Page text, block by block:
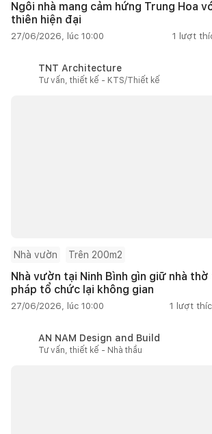
Ngôi nhà mang cảm hứng Trung Hoa
thiên hiện đại
27/06/2026, lúc 10:00 1 lượt
TNT Architecture
Tư vấn, thiết kế - KTS/Thiết kế
Nhà vườn Trên 200m2
Nhà vườn tại Ninh Bình gìn giữ nhà
pháp tổ chức lại không gian
27/06/2026, lúc 10:00 1 lượt
AN NAM Design and Build
Tư vấn, thiết kế - Nhà thầu